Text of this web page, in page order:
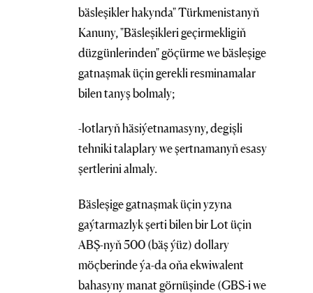
bäsleşikler hakynda" Türkmenistanyň
Kanuny, "Bäsleşikleri geçirmekligiň
düzgünlerinden" göçürme we bäsleşige
gatnaşmak üçin gerekli resminamalar
bilen tanyş bolmaly;
-lotlaryň häsiýetnamasyny, degişli
tehniki talaplary we şertnamanyň esasy
şertlerini almaly.
Bäsleşige gatnaşmak üçin yzyna
gaýtarmazlyk şerti bilen bir Lot üçin
ABŞ-nyň 500 (bäş ýüz) dollary
möçberinde ýa-da oňa ekwiwalent
bahasyny manat görnüşinde (GBS-i we